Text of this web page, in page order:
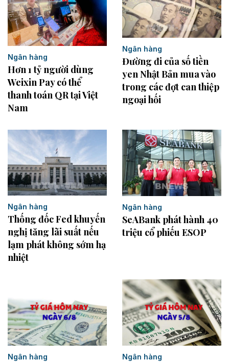
Ngân hàng
Hơn 1 tỷ người dùng
Weixin Pay có thể
thanh toán QR tại Việt
Nam
Ngân hàng
Đường đi của số tiền
yen Nhật Bản mua vào
trong các đợt can thiệp
ngoại hối
Ngân hàng
Thống đốc Fed khuyến
nghị tăng lãi suất nếu
lạm phát không sớm hạ
nhiệt
Ngân hàng
SeABank phát hành 40
triệu cổ phiếu ESOP
Ngân hàng Ngân hàng